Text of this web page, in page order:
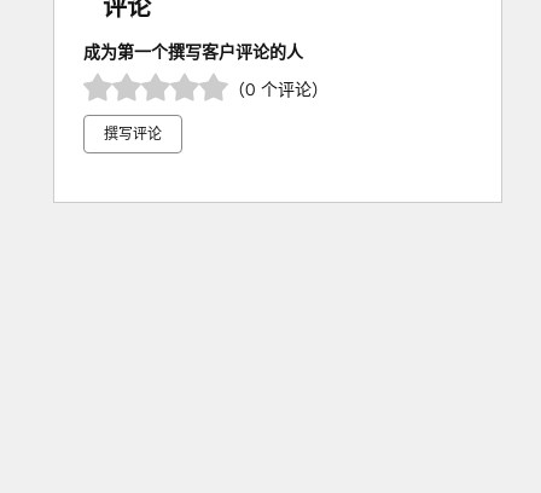
评论
成为第一个撰写客户评论的人
（0 个评论）
撰写评论